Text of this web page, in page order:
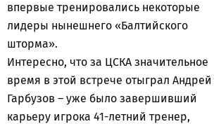
впервые тренировались некоторые
лидеры нынешнего «Балтийского
шторма».
Интересно, что за ЦСКА значительное
время в этой встрече отыграл Андрей
Гарбузов – уже было завершивший
карьеру игрока 41-летний тренер,